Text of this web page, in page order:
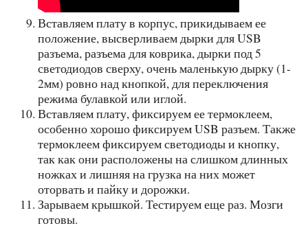
Вставляем плату в корпус, прикидываем ее
положение, высверливаем дырки для USB
разъема, разъема для коврика, дырки под 5
светодиодов сверху, очень маленькую дырку (1-
2мм) ровно над кнопкой, для переключения
режима булавкой или иглой.
Вставляем плату, фиксируем ее термоклеем,
особенно хорошо фиксируем USB разъем. Также
термоклеем фиксируем светодиоды и кнопку,
так как они расположены на слишком длинных
ножках и лишняя на грузка на них может
оторвать и пайку и дорожки.
Зарываем крышкой. Тестируем еще раз. Мозги
готовы.